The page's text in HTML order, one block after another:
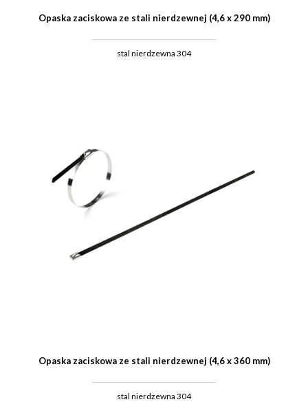
Opaska zaciskowa ze stali nierdzewnej (4,6 x 290 mm)
stal nierdzewna 304
Opaska zaciskowa ze stali nierdzewnej (4,6 x 360 mm)
stal nierdzewna 304